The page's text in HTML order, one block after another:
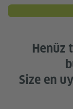
Henüz
Size en